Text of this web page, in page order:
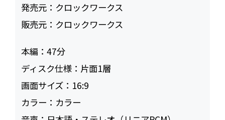
発売元： クロックワークス
販売元： クロックワークス
本編：47
ディスク仕様： 片面1層
画面サイズ： 16:9
カラー： カラー